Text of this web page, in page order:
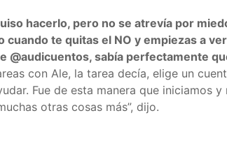
hacerlo, pero no se atrevía por
cuando te quitas el NO y empiezas a
@audicuentos, sabía perfectamente
con Ale, la tarea decía, elige un
Fue de esta manera que iniciamos
otras cosas más”, dijo.